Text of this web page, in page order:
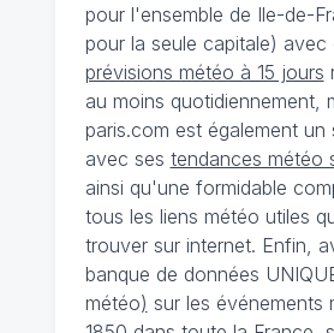
pour l'ensemble de Ile-de-
pour la seule capitale) avec
prévisions météo à 15 jours
au moins quotidiennement,
paris.com est également un
avec ses tendances météo
ainsi qu'une formidable
tous les liens météo utiles
trouver sur internet. Enfin,
banque de données
météo) sur les événements